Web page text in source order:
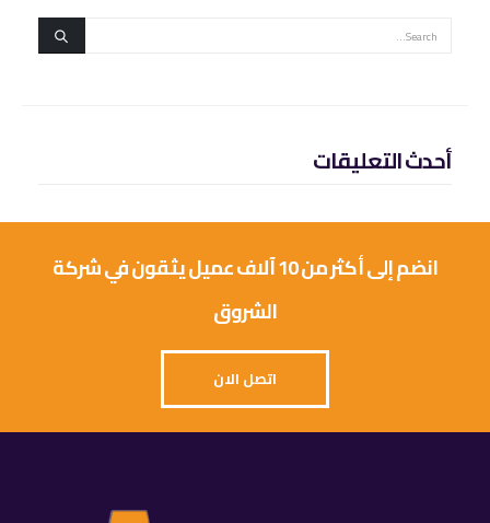
أحدث التعليقات
انضم إلى أكثر من 10 آلاف عميل يثقون في شركة
الشروق
اتصل الان